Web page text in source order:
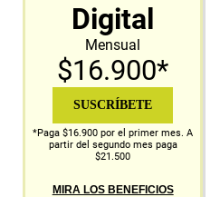
Digital
Mensual
$16.900*
SUSCRÍBETE
*Paga $16.900 por el primer mes. A
partir del segundo mes paga
$21.500
MIRA LOS BENEFICIOS